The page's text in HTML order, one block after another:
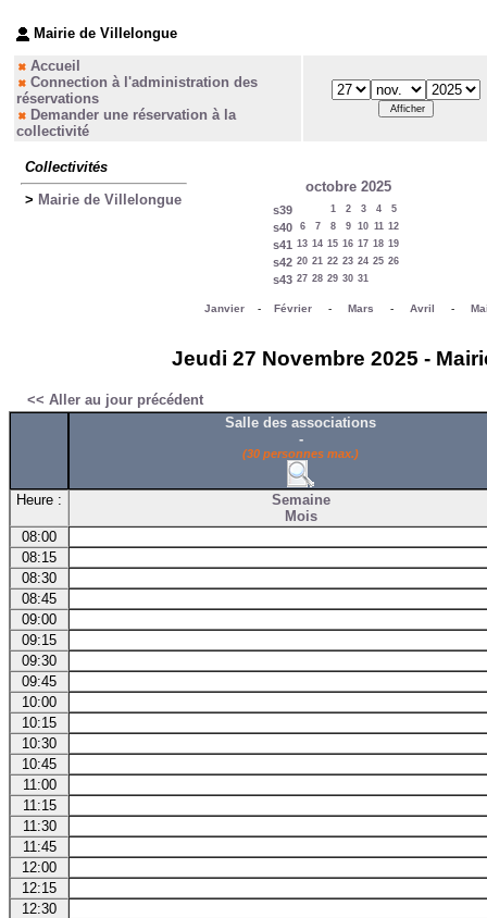
Mairie de Villelongue
Accueil
Connection à l'administration des
réservations
Demander une réservation à la
collectivité
Collectivités
> Mairie de Villelongue
octobre 2025
s39 1 2 3 4 5
s40 6 7 8 9 10 11 12
s41 13 14 15 16 17 18 19
s42 20 21 22 23 24 25 26
s43 27 28 29 30 31
Janvier- Février- Mars - Avril -
Jeudi 27 Novembre 2025 -
<< Aller au jour précédent
Salle des associations
-
(30 personnes max.)
Heure :
Semaine
Mois
08:00
08:15
08:30
08:45
09:00
09:15
09:30
09:45
10:00
10:15
10:30
10:45
11:00
11:15
11:30
11:45
12:00
12:15
12:30